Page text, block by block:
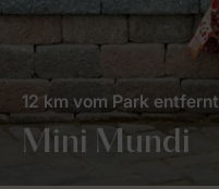
Mini Mundi
12 km vom Park entfernt